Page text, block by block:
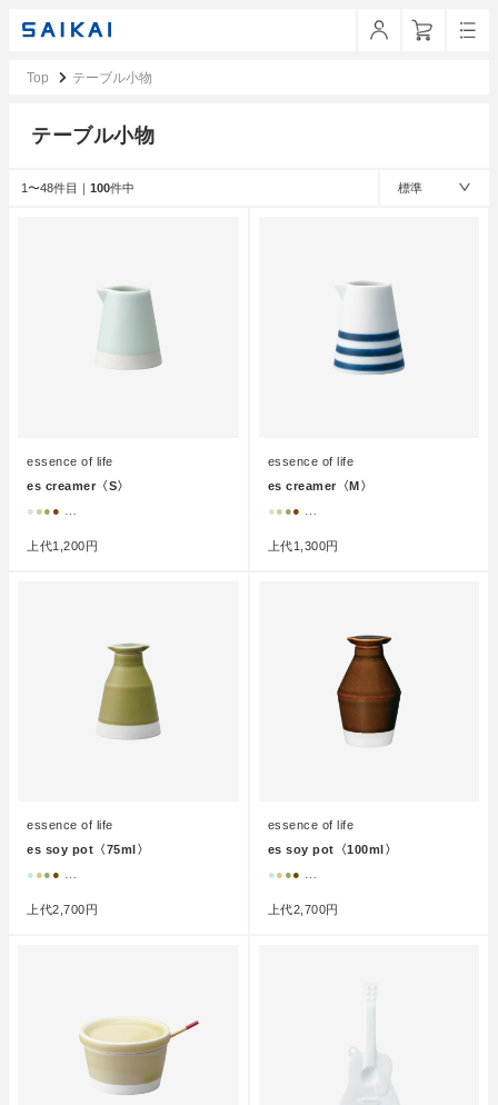
Top テーブル小物
テーブル小物
1〜48件目｜ 100件中 標準
essence of life
es creamer〈S〉
● ●● ●
上代1,200円
essence of life
es creamer〈M〉
●● ●●
上代1,300円
essence of life
es soy pot〈75ml〉
● ●● ● …
上代2,700円
essence of life
es soy pot〈100ml〉
●● ●● …
上代2,700円